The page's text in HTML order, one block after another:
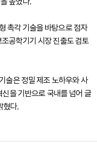
촉각 기술을 바탕으로 점자
공학기기 시장 진출도 검토
술은 정밀 제조 노하우와 사
을 기반으로 국내를 넘어 글
혔다.